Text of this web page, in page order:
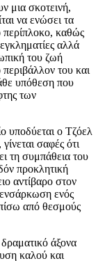
μια σκοτεινή,
να ενώσει τα
περίπλοκο, καθώς
αλλά
του ζωή
του και
υπόθεση που
των
υποδύεται ο Τζόελ
σαφές ότι
τη συμπάθεια του
προκλητική
αντίβαρο στον
ενσάρκωση ενός
από θεσμούς
άξονα
καλού και